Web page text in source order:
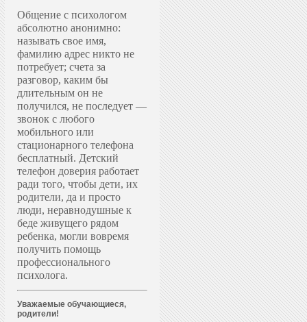
Общение с психологом
абсолютно анонимно:
называть свое имя,
фамилию адрес никто не
потребует; счета за
разговор, каким бы
длительным он не
получился, не последует —
звонок с любого
мобильного или
стационарного телефона
бесплатный. Детский
телефон доверия работает
ради того, чтобы дети, их
родители, да и просто
люди, неравнодушные к
беде живущего рядом
ребенка, могли вовремя
получить помощь
профессионального
психолога.
Уважаемые обучающиеся,
родители!